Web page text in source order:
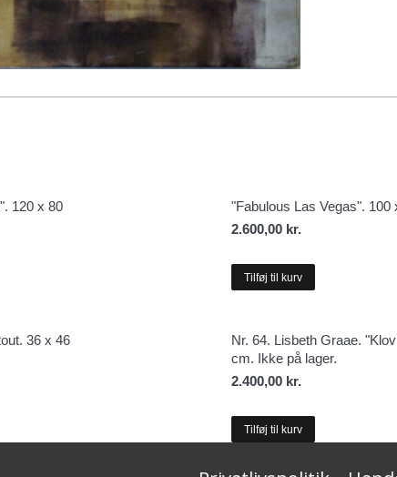
120 x 80
"Fabulous Las Vegas". 100
2.600,00 kr.
Tilføj til kurv
36 x 46
Nr. 64. Lisbeth Graae.
cm. Ikke på lager.
2.400,00 kr.
Tilføj til kurv